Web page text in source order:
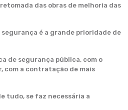
das obras de melhoria das
é a grande prioridade de
de segurança pública, com o
com a contratação de mais
tudo, se faz necessária a